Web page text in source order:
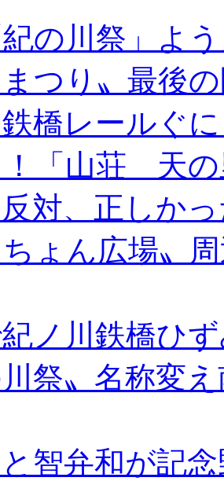
の川祭」よ
つり〟最後
橋レールぐ
「山荘 天の
反対、正しか
ちょん広場〟
ノ川鉄橋ひ
川祭〟名称変
智弁和が記